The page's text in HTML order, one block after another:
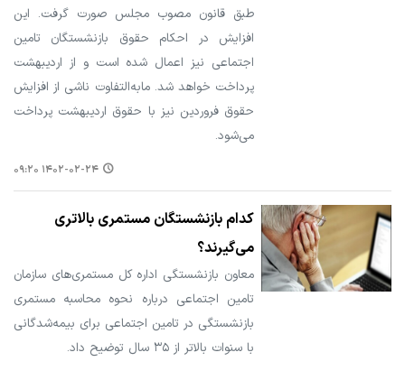
طبق قانون مصوب مجلس صورت گرفت. این
افزایش در احکام حقوق بازنشستگان تامین
اجتماعی نیز اعمال شده است و از اردیبهشت
پرداخت خواهد شد. مابه‌التفاوت ناشی از افزایش
حقوق فروردین نیز با حقوق اردیبهشت پرداخت
می‌شود.
۱۴۰۲-۰۲-۲۴ ۰۹:۲۰
کدام بازنشستگان مستمری بالاتری
می‌گیرند؟
معاون بازنشستگی اداره کل مستمری‌های سازمان
تامین اجتماعی درباره نحوه محاسبه مستمری
بازنشستگی در تامین اجتماعی برای بیمه‌شدگانی
با سنوات بالاتر از ۳۵ سال توضیح داد.